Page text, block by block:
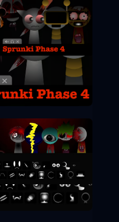
Sprunki Phase 4
Sprunki Phase 9